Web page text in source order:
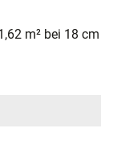
m² bei 18 cm